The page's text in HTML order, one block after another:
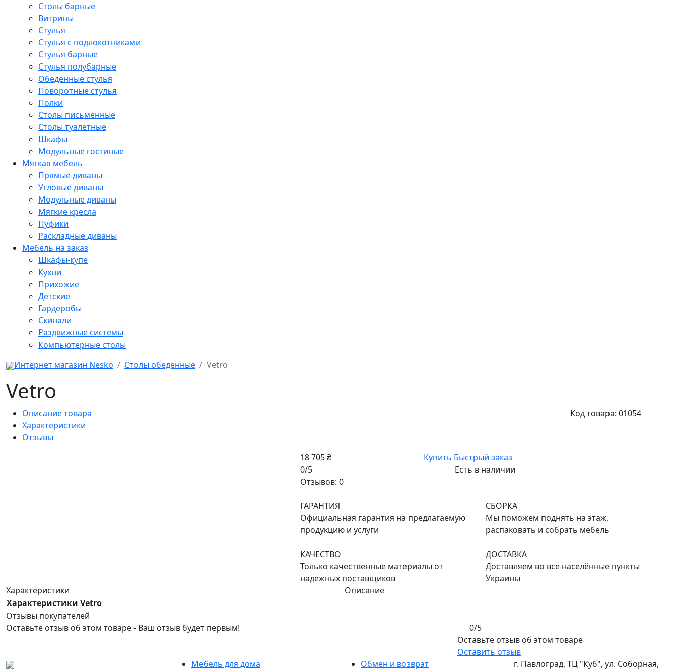
Столы барные
Витрины
Стулья
Стулья с подлокотниками
Стулья барные
Стулья полубарные
Обеденные стулья
Поворотные стулья
Полки
Столы письменные
Столы туалетные
Шкафы
Модульные гостиные
Мягкая мебель
Прямые диваны
Угловые диваны
Модульные диваны
Мягкие кресла
Пуфики
Раскладные диваны
Мебель на заказ
Шкафы-купе
Кухни
Прихожие
Детские
Гардеробы
Скинали
Раздвижные системы
Компьютерные столы
Интернет магазин Nesko Столы обеденные Vetro
Vetro
Описание товара
Характеристики
Отзывы
Код товара: 01054
18 705 ₴ Купить Быстрый заказ
0/5
Отзывов: 0
Есть в наличии
ГАРАНТИЯ
Официальная гарантия на предлагаемую
продукцию и услуги
СБОРКА
Мы поможем поднять на этаж,
распаковать и собрать мебель
КАЧЕСТВО
Только качественные материалы от
надежных поставщиков
ДОСТАВКА
Доставляем во все населённые пункты
Украины
Характеристики
Характеристики Vetro
Описание
Отзывы покупателей
Оставьте отзыв об этом товаре - Ваш отзыв будет первым!
0/5
Оставьте отзыв об этом товаре
Оставить отзыв
Мебель для дома
Обмен и возврат
г. Павлоград, ТЦ "Куб", ул. Соборная,